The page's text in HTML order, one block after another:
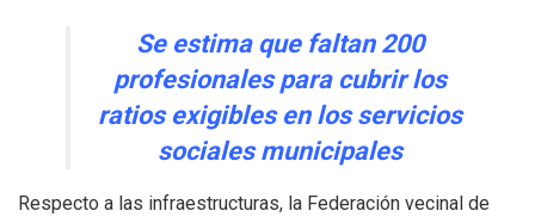
Se estima que faltan 200
profesionales para cubrir los
ratios exigibles en los servicios
sociales municipales
Respecto a las infraestructuras, la Federación vecinal de